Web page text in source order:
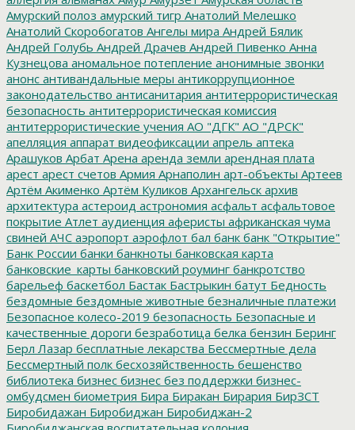
Амурский полоз амурский тигр Анатолий Мелешко
Анатолий Скоробогатов Ангелы мира Андрей Бялик
Андрей Голубь Андрей Драчев Андрей Пивенко Анна
Кузнецова аномальное потепление анонимные звонки
анонс антивандальные меры антикоррупционное
законодательство антисанитария антитеррористическая
безопасность антитеррористическая комиссия
антитеррористические учения АО "ДГК" АО "ДРСК"
апелляция аппарат видеофиксации апрель аптека
Арашуков Арбат Арена аренда земли арендная плата
арест арест счетов Армия Арнаполин арт-объекты Артеев
Артём Акименко Артём Куликов Архангельск архив
архитектура астероид астрономия асфальт асфальтовое
покрытие Атлет аудиенция аферисты африканская чума
свиней АЧС аэропорт аэрофлот бал банк банк "Открытие"
Банк России банки банкноты банковская карта
банковские_карты банковский роуминг банкротство
барельеф баскетбол Бастак Бастрыкин батут Бедность
бездомные бездомные животные безналичные платежи
Безопасное колесо-2019 безопасность Безопасные и
качественные дороги безработица белка бензин Беринг
Берл Лазар бесплатные лекарства Бессмертные дела
Бессмертный полк бесхозяйственность бешенство
библиотека бизнес бизнес без поддержки бизнес-
омбудсмен биометрия Бира Биракан Бирария БирЗСТ
Биробидажан Биробиджан Биробиджан-2